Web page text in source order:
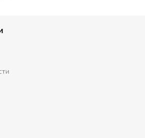
лет. В чем секрет её
материалов, которые
Но не будем
характеристики и
модели «Ларнака». Она
вписывается в интерьер
сочетать темный пол с яркими
Ищете декор для ванной
магазина есть то, что вам
плитка невосприимчива к
ухода и отличается
монтажа.